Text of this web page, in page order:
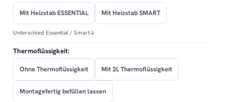
Mit Heizstab ESSENTIAL Mit Heizstab SMART
Unterschied Essential / Smart↓
Thermoflüssigkeit:
Ohne Thermoflüssigkeit Mit 2L Thermoflüssigkeit
Montagefertig befüllen lassen